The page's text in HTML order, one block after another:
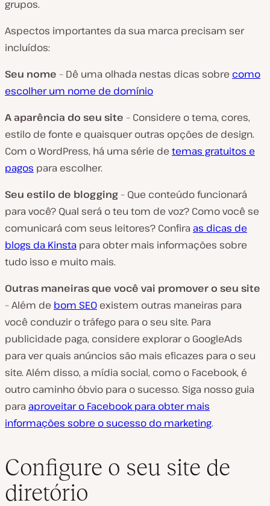
grupos.
Aspectos importantes da sua marca precisam ser
incluídos:
Seu nome – Dê uma olhada nestas dicas sobre como
escolher um nome de domínio
A aparência do seu site – Considere o tema, cores,
estilo de fonte e quaisquer outras opções de design.
Com o WordPress, há uma série de temas gratuitos e
pagos para escolher.
Seu estilo de blogging– Que conteúdo funcionará
para você? Qual será o teu tom de voz? Como você se
comunicará com seus leitores? Confira as dicas de
blogs da Kinsta para obter mais informações sobre
tudo isso e muito mais.
Outras maneiras que você vai promover o seu site
– Além de bom SEO existem outras maneiras para
você conduzir o tráfego para o seu site. Para
publicidade paga, considere explorar o GoogleAds
para ver quais anúncios são mais eficazes para o seu
site. Além disso, a mídia social, como o Facebook, é
outro caminho óbvio para o sucesso. Siga nosso guia
para aproveitar o Facebook para obter mais
informações sobre o sucesso do marketing.
Configure o seu site de
diretório